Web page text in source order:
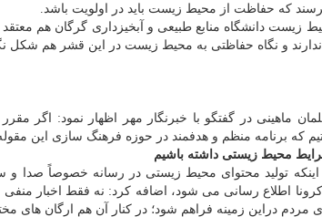
برسند که حفاظت از محیط زیست باید در اولویت باشد.
زیست دانشگاه منابع طبیعی و آبخیزداری گرگان هم
و نگاه حفاظتی به محیط زیست در این قشر هم شکل
ماهینی در گفتگو با خبرنگار مهر اظهار نمود:
که برنامه منظم و هدفمند در حوزه فرهنگ سازی این
محیط زیستی داشته باشیم
اینکه تولید محتوای محیط زیستی در رسانه خصوصاً صدا و
اطلاع رسانی می شود، اضافه کرد: نه فقط اخبار
مردم دراین زمینه فراهم شود؛ در کنار آن هم ارگان